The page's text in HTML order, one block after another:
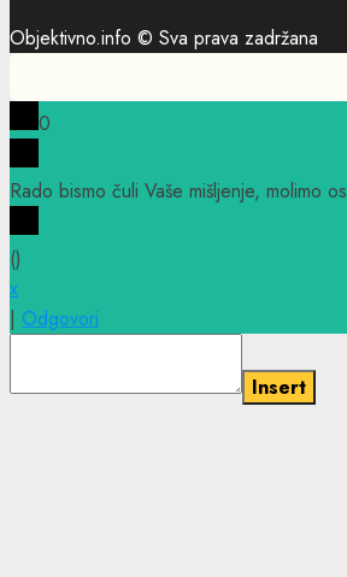
Objektivno.info © Sva prava zadržana
0
Rado bismo čuli Vaše mišljenje, molimo
()
x
| Odgovori
Insert